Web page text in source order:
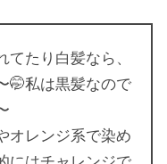
たり白髪なら、
🤭私は黒髪なので
オレンジ系で染め